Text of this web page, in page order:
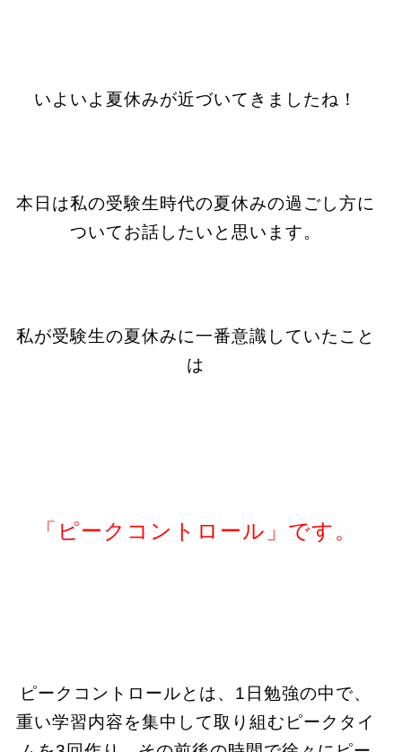
いよいよ夏休みが近づいてきましたね！
本日は私の受験生時代の夏休みの過ごし方に
ついてお話したいと思います。
私が受験生の夏休みに一番意識していたこと
は
「ピークコントロール」です。
ピークコントロールとは、1日勉強の中で、
重い学習内容を集中して取り組むピークタイ